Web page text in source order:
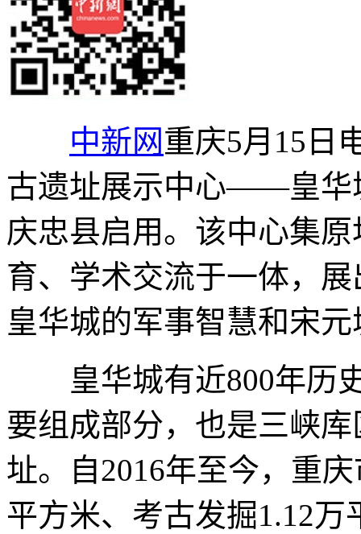
中新网重庆5月15日
古遗址展示中心——皇华
庆忠县启用。该中心集
育、学术交流于一体，
皇华城的军事智慧和宋
皇华城有近800年历史
要组成部分，也是三峡
址。自2016年至今，重
平方米、考古发掘1.12